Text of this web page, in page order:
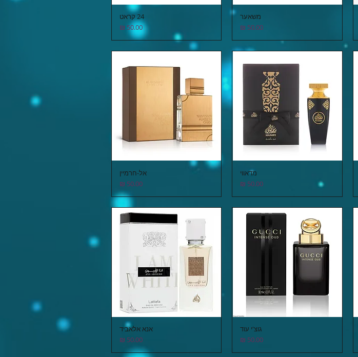
משאער
מחיר
24 קראט
מחיר‏50.00 ‏₪
מדאווי
מחיר
תצוגה מהירהאל-חרמיין
מחיר
גוצ'י עוד
מחיר
תצוגה מהירהאנא אלאביד
מחיר